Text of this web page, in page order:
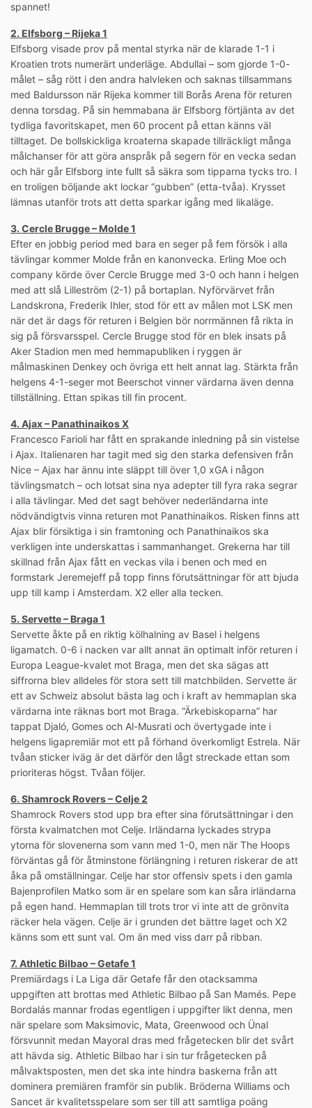
spannet!
2. Elfsborg – Rijeka 1
Elfsborg visade prov på mental styrka när de klarade 1-1 i
Kroatien trots numerärt underläge. Abdullai – som gjorde 1-0-
målet – såg rött i den andra halvleken och saknas tillsammans
med Baldursson när Rijeka kommer till Borås Arena för returen
denna torsdag. På sin hemmabana är Elfsborg förtjänta av det
tydliga favoritskapet, men 60 procent på ettan känns väl
tilltaget. De bollskickliga kroaterna skapade tillräckligt många
målchanser för att göra anspråk på segern för en vecka sedan
och här går Elfsborg inte fullt så säkra som tipparna tycks tro. I
en troligen böljande akt lockar “gubben” (etta-tvåa). Krysset
lämnas utanför trots att detta sparkar igång med likaläge.
3. Cercle Brugge – Molde 1
Efter en jobbig period med bara en seger på fem försök i alla
tävlingar kommer Molde från en kanonvecka. Erling Moe och
company körde över Cercle Brugge med 3-0 och hann i helgen
med att slå Lilleström (2-1) på bortaplan. Nyförvärvet från
Landskrona, Frederik Ihler, stod för ett av målen mot LSK men
när det är dags för returen i Belgien bör norrmännen få rikta in
sig på försvarsspel. Cercle Brugge stod för en blek insats på
Aker Stadion men med hemmapubliken i ryggen är
målmaskinen Denkey och övriga ett helt annat lag. Stärkta från
helgens 4-1-seger mot Beerschot vinner värdarna även denna
tillställning. Ettan spikas till fin procent.
4. Ajax – Panathinaikos X
Francesco Farioli har fått en sprakande inledning på sin vistelse
i Ajax. Italienaren har tagit med sig den starka defensiven från
Nice – Ajax har ännu inte släppt till över 1,0 xGA i någon
tävlingsmatch – och lotsat sina nya adepter till fyra raka segrar
i alla tävlingar. Med det sagt behöver nederländarna inte
nödvändigtvis vinna returen mot Panathinaikos. Risken finns att
Ajax blir försiktiga i sin framtoning och Panathinaikos ska
verkligen inte underskattas i sammanhanget. Grekerna har till
skillnad från Ajax fått en veckas vila i benen och med en
formstark Jeremejeff på topp finns förutsättningar för att bjuda
upp till kamp i Amsterdam. X2 eller alla tecken.
5. Servette – Braga 1
Servette åkte på en riktig kölhalning av Basel i helgens
ligamatch. 0-6 i nacken var allt annat än optimalt inför returen i
Europa League-kvalet mot Braga, men det ska sägas att
siffrorna blev alldeles för stora sett till matchbilden. Servette är
ett av Schweiz absolut bästa lag och i kraft av hemmaplan ska
värdarna inte räknas bort mot Braga. “Ärkebiskoparna” har
tappat Djaló, Gomes och Al-Musrati och övertygade inte i
helgens ligapremiär mot ett på förhand överkomligt Estrela. När
tvåan sticker iväg är det därför den lågt streckade ettan som
prioriteras högst. Tvåan följer.
6. Shamrock Rovers – Celje 2
Shamrock Rovers stod upp bra efter sina förutsättningar i den
första kvalmatchen mot Celje. Irländarna lyckades strypa
ytorna för slovenerna som vann med 1-0, men när The Hoops
förväntas gå för åtminstone förlängning i returen riskerar de att
åka på omställningar. Celje har stor offensiv spets i den gamla
Bajenprofilen Matko som är en spelare som kan såra irländarna
på egen hand. Hemmaplan till trots tror vi inte att de grönvita
räcker hela vägen. Celje är i grunden det bättre laget och X2
känns som ett sunt val. Om än med viss darr på ribban.
7. Athletic Bilbao – Getafe 1
Premiärdags i La Liga där Getafe får den otacksamma
uppgiften att brottas med Athletic Bilbao på San Mamés. Pepe
Bordalás mannar frodas egentligen i uppgifter likt denna, men
när spelare som Maksimovic, Mata, Greenwood och Ünal
försvunnit medan Mayoral dras med frågetecken blir det svårt
att hävda sig. Athletic Bilbao har i sin tur frågetecken på
målvaktsposten, men det ska inte hindra baskerna från att
dominera premiären framför sin publik. Bröderna Williams och
Sancet är kvalitetsspelare som ser till att samtliga poäng